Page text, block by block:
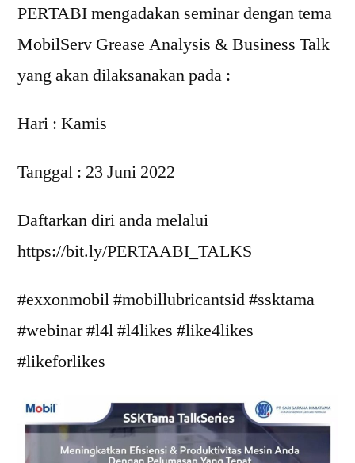
PERTABI mengadakan seminar dengan tema
MobilServ Grease Analysis & Business Talk
yang akan dilaksanakan pada :
Hari : Kamis
Tanggal : 23 Juni 2022
Daftarkan diri anda melalui
https://bit.ly/PERTAABI_TALKS
#exxonmobil #mobillubricantsid #ssktama
#webinar #l4l #l4likes #like4likes
#likeforlikes